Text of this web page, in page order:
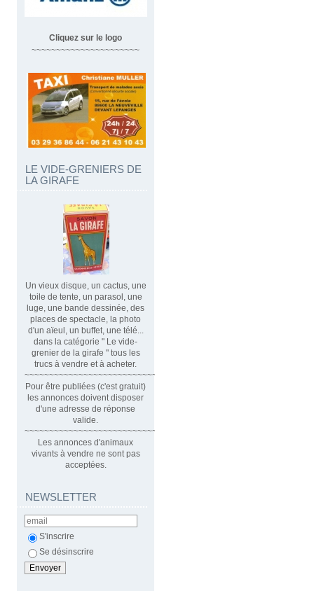
Cliquez sur le logo
~~~~~~~~~~~~~~~~~~~~~~
LE VIDE-GRENIERS DE
LA GIRAFE
Un vieux disque, un cactus, une
toile de tente, un parasol, une
luge, une bande dessinée, des
places de spectacle, la photo
d'un aïeul, un buffet, une télé...
dans la catégorie " Le vide-
grenier de la girafe " tous les
trucs à vendre et à acheter.
~~~~~~~~~~~~~~~~~~~~~~~~~~~~~~
Pour être publiées (c'est gratuit)
les annonces doivent disposer
d'une adresse de réponse
valide.
~~~~~~~~~~~~~~~~~~~~~~~~~~~~~~~~
Les annonces d'animaux
vivants à vendre ne sont pas
acceptées.
NEWSLETTER
S'inscrire
Se désinscrire